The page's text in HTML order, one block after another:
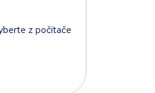
z počítače